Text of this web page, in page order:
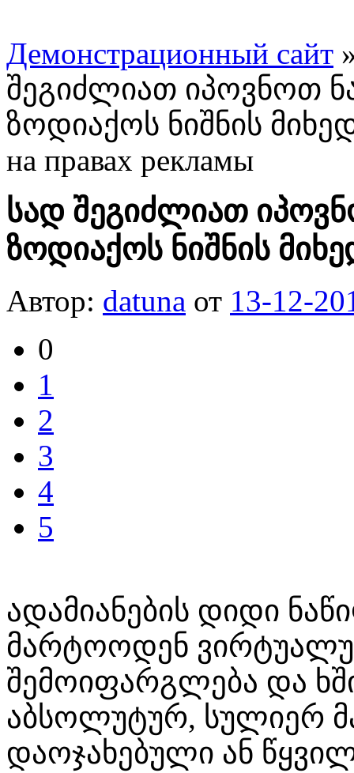
Демонстрационный сайт
შეგიძლიათ იპოვნოთ
ზოდიაქოს ნიშნის
на правах рекламы
სად შეგიძლიათ
ზოდიაქოს ნიშნის
Автор: datuna от 13-12-
0
1
2
3
4
5
ადამიანების დიდი
მარტოოდენ
შემოიფარგლება და
აბსოლუტურ, სულიერ
დაოჯახებული ან